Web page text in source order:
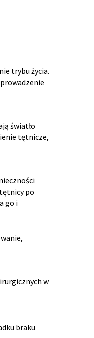
trybu życia.
światło
tętnicze,
po
go i
w
braku